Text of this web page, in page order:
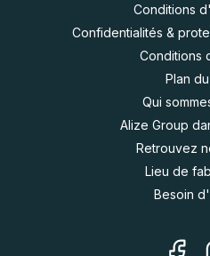
Conditions
Confidentialités &
Conditions
Plan
Qui
Alize Group
Retrouvez
Lieu de
Besoin